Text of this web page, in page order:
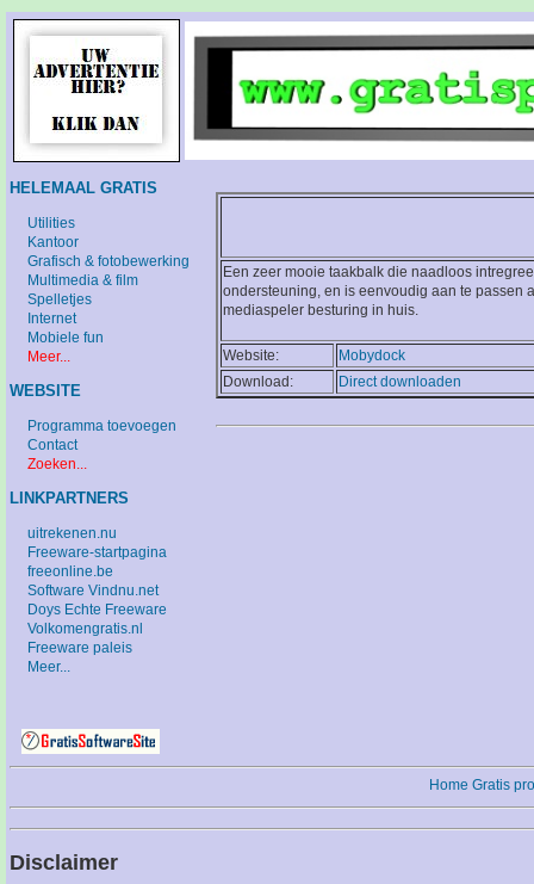
Een zeer mooie taakbalk die naadloos
ondersteuning, en is eenvoudig aan te passen
mediaspeler besturing in huis.
Website:
Mobydock
Download:
Direct downloaden
HELEMAAL GRATIS
Utilities
Kantoor
Grafisch & fotobewerking
Multimedia & film
Spelletjes
Internet
Mobiele fun
Meer...
WEBSITE
Programma toevoegen
Contact
Zoeken...
LINKPARTNERS
uitrekenen.nu
Freeware-startpagina
freeonline.be
Software Vindnu.net
Doys Echte Freeware
Volkomengratis.nl
Freeware paleis
Meer...
Home Gratis
Disclaimer